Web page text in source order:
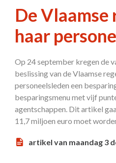
De Vlaamse
haar
Op 24 september kregen de
beslissing van de Vlaamse
personeelsleden een
besparingsmenu met vijf
agentschappen. Dit artikel
11,7 miljoen euro moet
artikel van maandag 3